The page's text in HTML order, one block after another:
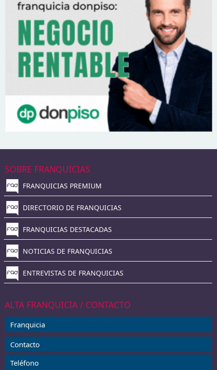
SOBRE FRANQUICIAS
FRANQUICIAS PREMIUM
DIRECTORIO DE FRANQUICIAS
FRANQUICIAS DESTACADAS
NOTICIAS DE FRANQUICIAS
ENTREVISTAS DE FRANQUICIAS
ALTA FRANQUICIA / CONTACTO